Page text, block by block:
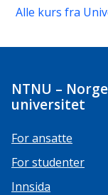
Alle kurs fra
NTNU –
universitet
For ansatte
For studenter
Innsida